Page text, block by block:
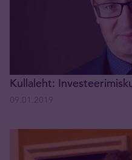
Kullaleht: